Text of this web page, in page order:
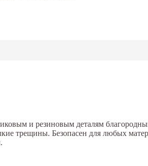
и резиновым деталям
трещины. Безопасен для любых